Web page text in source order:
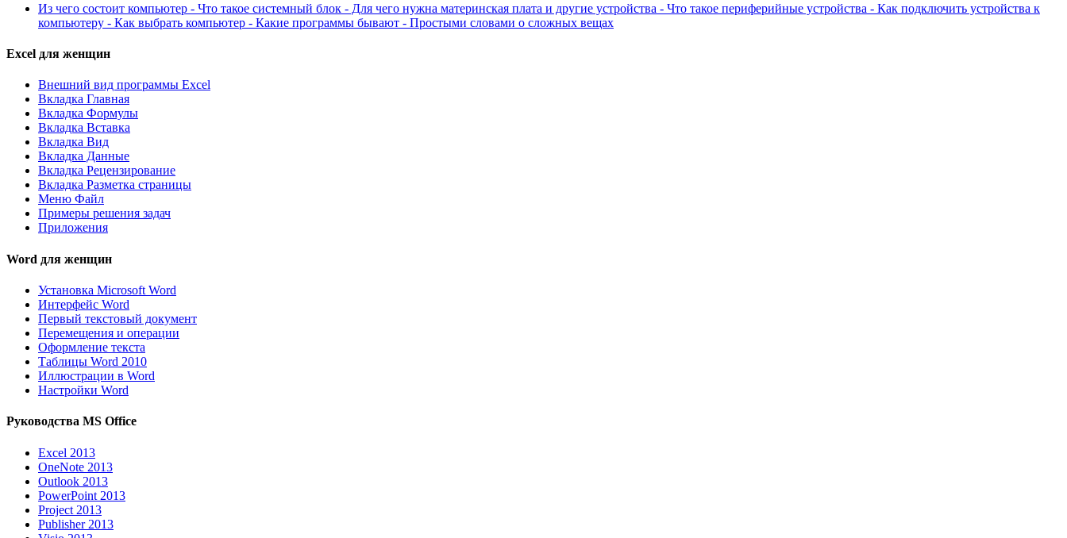
Из чего состоит компьютер - Что такое системный блок - Для чего нужна материнская плата и другие устройства - Что такое периферийные устройства - Как подключить устройства к
компьютеру - Как выбрать компьютер - Какие программы бывают - Простыми словами о сложных вещах
Excel для женщин
Внешний вид программы Excel
Вкладка Главная
Вкладка Формулы
Вкладка Вставка
Вкладка Вид
Вкладка Данные
Вкладка Рецензирование
Вкладка Разметка страницы
Меню Файл
Примеры решения задач
Приложения
Word для женщин
Установка Microsoft Word
Интерфейс Word
Первый текстовый документ
Перемещения и операции
Оформление текста
Таблицы Word 2010
Иллюстрации в Word
Настройки Word
Руководства MS Office
Excel 2013
OneNote 2013
Outlook 2013
PowerPoint 2013
Project 2013
Publisher 2013